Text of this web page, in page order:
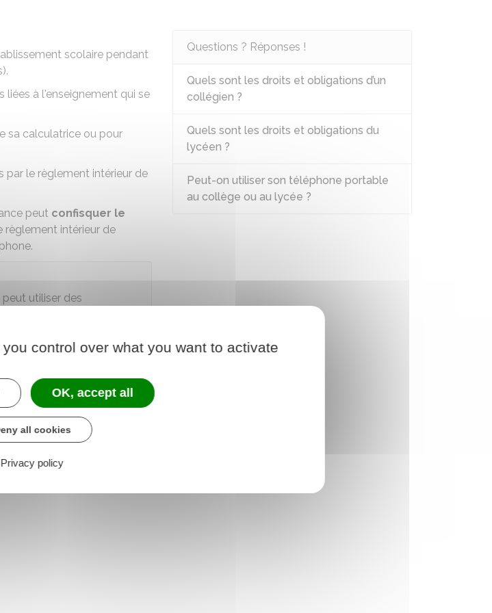
scolaire pendant
à l'enseignement qui se
sa calculatrice ou pour
par le règlement intérieur de
peut confisquer le
règlement intérieur de
utiliser des
de l'utilisation du
Questions ? Réponses !
Quels sont les droits et obligations d’un
collégien ?
Quels sont les droits et obligations du
lycéen ?
Peut-on utiliser son téléphone portable
au collège ou au lycée ?
control over what you want to activate
OK, accept all
all cookies
Privacy policy